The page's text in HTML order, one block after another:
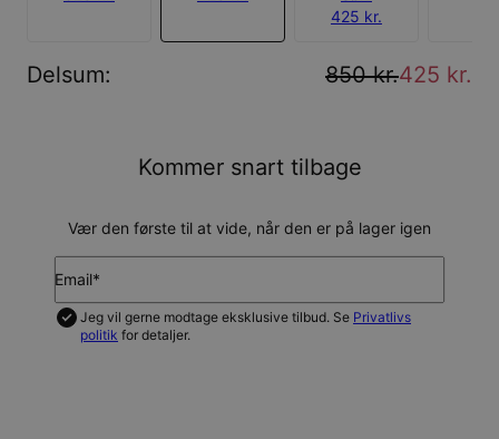
425 kr.
Delsum: 850 kr.425 kr.
Kommer snart tilbage
Vær den første til at vide, når den er på lager igen
Email*
Jeg vil gerne modtage eksklusive tilbud. Se Privatlivs
politik for detaljer.